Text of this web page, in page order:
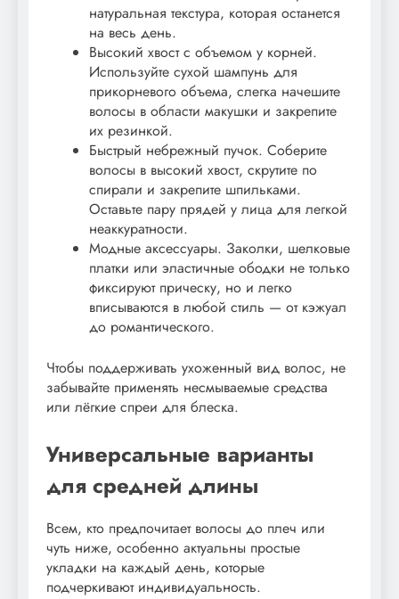
натуральная текстура, которая останется
на весь день.
Высокий хвост с объемом у корней.
Используйте сухой шампунь для
прикорневого объема, слегка начешите
волосы в области макушки и закрепите
их резинкой.
Быстрый небрежный пучок. Соберите
волосы в высокий хвост, скрутите по
спирали и закрепите шпильками.
Оставьте пару прядей у лица для легкой
неаккуратности.
Модные аксессуары. Заколки, шелковые
платки или эластичные ободки не только
фиксируют прическу, но и легко
вписываются в любой стиль — от кэжуал
до романтического.
Чтобы поддерживать ухоженный вид волос, не
забывайте применять несмываемые средства
или лёгкие спреи для блеска.
Универсальные варианты
для средней длины
Всем, кто предпочитает волосы до плеч или
чуть ниже, особенно актуальны простые
укладки на каждый день, которые
подчеркивают индивидуальность.